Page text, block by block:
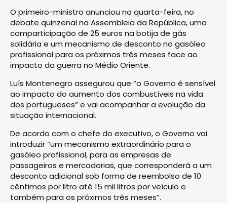
O primeiro-ministro anunciou na quarta-feira, no
debate quinzenal na Assembleia da República, uma
comparticipação de 25 euros na botija de gás
solidária e um mecanismo de desconto no gasóleo
profissional para os próximos três meses face ao
impacto da guerra no Médio Oriente.
Luís Montenegro assegurou que “o Governo é sensível
ao impacto do aumento dos combustíveis na vida
dos portugueses” e vai acompanhar a evolução da
situação internacional.
De acordo com o chefe do executivo, o Governo vai
introduzir “um mecanismo extraordinário para o
gasóleo profissional, para as empresas de
passageiros e mercadorias, que corresponderá a um
desconto adicional sob forma de reembolso de 10
cêntimos por litro até 15 mil litros por veículo e
também para os próximos três meses”.